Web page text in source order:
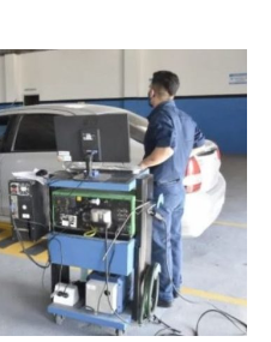
::
La
Verdad